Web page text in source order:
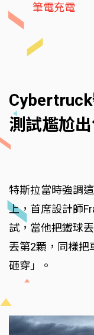
筆電充電
測試尷尬
特斯拉當時強調
上，首席設計師
試，當他把鐵球
丟第2顆，同樣把
砸穿」。